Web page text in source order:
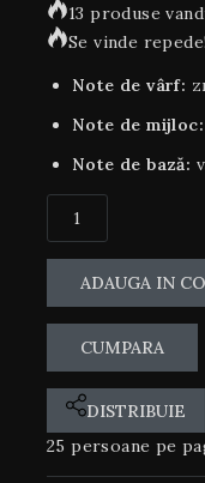
13 produse
Se vinde
Note de vârf:
Note de mijloc:
Note de bază:
ADAUGA IN
CUMPARA
DISTRIBUIE
25 persoane pe